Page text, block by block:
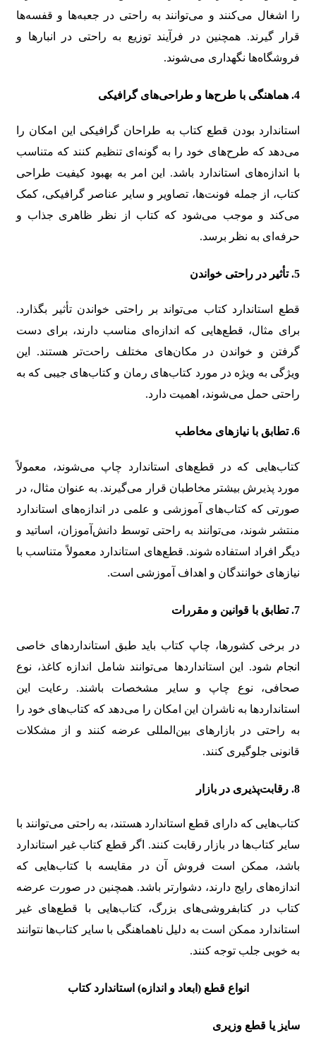
را اشغال می‌کنند و می‌توانند به راحتی در جعبه‌ها و قفسه‌ها
قرار گیرند. همچنین در فرآیند توزیع به راحتی در انبارها و
فروشگاه‌ها نگهداری می‌شوند.
4. هماهنگی با طرح‌ها و طراحی‌های گرافیکی
استاندارد بودن قطع کتاب به طراحان گرافیکی این امکان را
می‌دهد که طرح‌های خود را به گونه‌ای تنظیم کنند که متناسب
با اندازه‌های استاندارد باشد. این امر به بهبود کیفیت طراحی
کتاب، از جمله فونت‌ها، تصاویر و سایر عناصر گرافیکی، کمک
می‌کند و موجب می‌شود که کتاب از نظر ظاهری جذاب و
حرفه‌ای به نظر برسد.
5. تأثیر در راحتی خواندن
قطع استاندارد کتاب می‌تواند بر راحتی خواندن تأثیر بگذارد.
برای مثال، قطع‌هایی که اندازه‌ای مناسب دارند، برای دست
گرفتن و خواندن در مکان‌های مختلف راحت‌تر هستند. این
ویژگی به ویژه در مورد کتاب‌های رمان و کتاب‌های جیبی که به
راحتی حمل می‌شوند، اهمیت دارد.
6. تطابق با نیازهای مخاطب
کتاب‌هایی که در قطع‌های استاندارد چاپ می‌شوند، معمولاً
مورد پذیرش بیشتر مخاطبان قرار می‌گیرند. به عنوان مثال، در
صورتی که کتاب‌های آموزشی و علمی در اندازه‌های استاندارد
منتشر شوند، می‌توانند به راحتی توسط دانش‌آموزان، اساتید و
دیگر افراد استفاده شوند. قطع‌های استاندارد معمولاً متناسب با
نیازهای خوانندگان و اهداف آموزشی است.
7. تطابق با قوانین و مقررات
در برخی کشورها، چاپ کتاب باید طبق استانداردهای خاصی
انجام شود. این استانداردها می‌توانند شامل اندازه کاغذ، نوع
صحافی، نوع چاپ و سایر مشخصات باشند. رعایت این
استانداردها به ناشران این امکان را می‌دهد که کتاب‌های خود را
به راحتی در بازارهای بین‌المللی عرضه کنند و از مشکلات
قانونی جلوگیری کنند.
8. رقابت‌پذیری در بازار
کتاب‌هایی که دارای قطع استاندارد هستند، به راحتی می‌توانند با
سایر کتاب‌ها در بازار رقابت کنند. اگر قطع کتاب غیر استاندارد
باشد، ممکن است فروش آن در مقایسه با کتاب‌هایی که
اندازه‌های رایج دارند، دشوارتر باشد. همچنین در صورت عرضه
کتاب در کتابفروشی‌های بزرگ، کتاب‌هایی با قطع‌های غیر
استاندارد ممکن است به دلیل ناهماهنگی با سایر کتاب‌ها نتوانند
به خوبی جلب توجه کنند.
انواع قطع (ابعاد و اندازه) استاندارد کتاب
سایز یا قطع وزیری